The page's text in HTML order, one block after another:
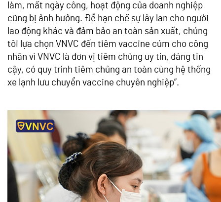
làm, mất ngày công, hoạt động của doanh nghiệp
cũng bị ảnh hưởng. Để hạn chế sự lây lan cho người
lao động khác và đảm bảo an toàn sản xuất, chúng
tôi lựa chọn VNVC đến tiêm vaccine cúm cho công
nhân vì VNVC là đơn vị tiêm chủng uy tín, đáng tin
cậy, có quy trình tiêm chủng an toàn cùng hệ thống
xe lạnh lưu chuyển vaccine chuyên nghiệp”.